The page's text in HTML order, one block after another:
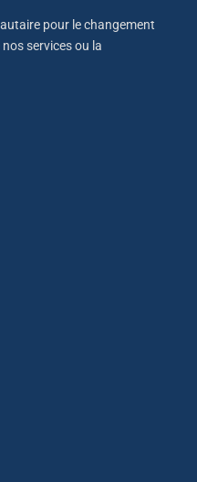
pour le changement
services ou la